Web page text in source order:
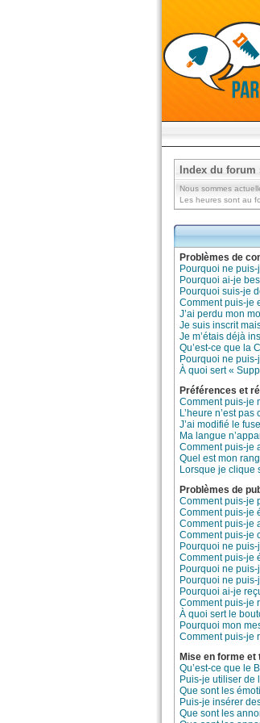
Index du forum
Nous sommes
Les heures sont au
Problèmes de
Pourquoi ne
Pourquoi ai-je
Pourquoi suis-je
Comment puis-je
J’ai perdu mon
Je suis inscrit
Je m’étais déjà
Qu’est-ce que la
Pourquoi ne puis-
À quoi sert «
Préférences et
Comment puis-je
L’heure n’est pas
J’ai modifié le
Ma langue
Comment puis-je
Quel est mon
Lorsque je clique
Problèmes de
Comment puis-je
Comment puis-je
Comment puis-je
Comment puis-je
Pourquoi ne
Comment puis-je
Pourquoi ne
Pourquoi ne
Pourquoi ai-je
Comment puis-je
À quoi sert le
Pourquoi mon
Comment puis-je
Mise en forme
Qu’est-ce que le
Puis-je utiliser de
Que sont les
Puis-je insérer
Que sont les